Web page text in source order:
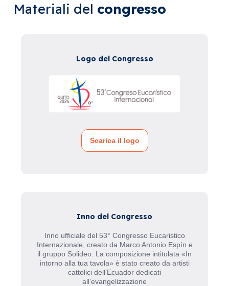
Materiali del congresso
Logo del Congresso
Scarica il logo
Inno del Congresso
Inno ufficiale del 53° Congresso Eucaristico
Internazionale, creato da Marco Antonio Espín e
il gruppo Solideo. La composizione intitolata «In
intorno alla tua tavola» è stato creato da artisti
cattolici dell’Ecuador dedicati
all’evangelizzazione